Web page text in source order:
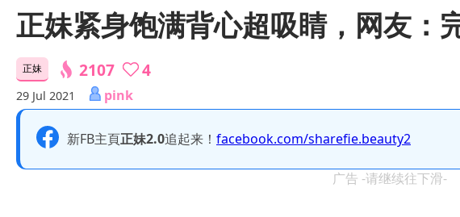
正妹紧身饱满背心超吸睛，网友：
正妹 2107 4
29 Jul 2021 pink
新FB主頁正妹2.0追起来！ facebook.com/sharefie.beauty2
广告 -请继续往下滑-